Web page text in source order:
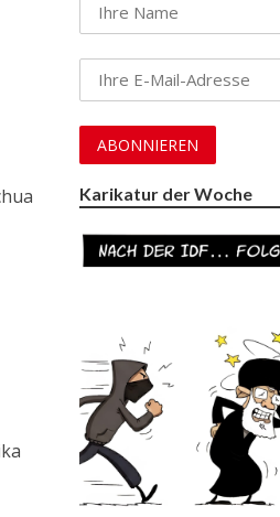
Karikatur der Woche